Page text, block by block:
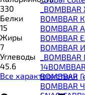
BOMBBAR
BOMBBAR
BOMBBAR
BOMBBAR
BOMBBAR
BOMBBAR
330
Белки
15
Жиры
7
Углеводы
45.6
Все характеристики